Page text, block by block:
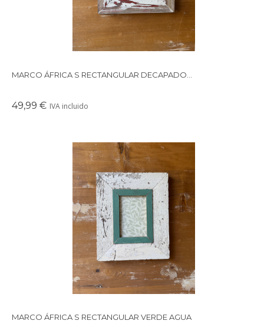
MARCO ÁFRICA S RECTANGULAR DECAPADO...
49,99 € IVA incluido
Precioso marco cuadrado para colgar o apoyar en la pared
realizado con maderas recicladas.
MARCO ÁFRICA S RECTANGULAR VERDE AGUA